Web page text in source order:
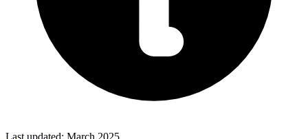
Last updated: March 2025